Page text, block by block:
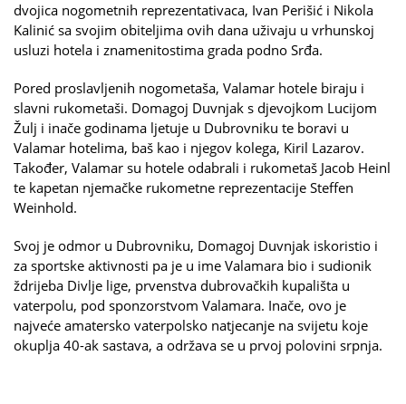
dvojica nogometnih reprezentativaca, Ivan Perišić i Nikola
Kalinić sa svojim obiteljima ovih dana uživaju u vrhunskoj
usluzi hotela i znamenitostima grada podno Srđa.
Pored proslavljenih nogometaša, Valamar hotele biraju i
slavni rukometaši. Domagoj Duvnjak s djevojkom Lucijom
Žulj i inače godinama ljetuje u Dubrovniku te boravi u
Valamar hotelima, baš kao i njegov kolega, Kiril Lazarov.
Također, Valamar su hotele odabrali i rukometaš Jacob Heinl
te kapetan njemačke rukometne reprezentacije Steffen
Weinhold.
Svoj je odmor u Dubrovniku, Domagoj Duvnjak iskoristio i
za sportske aktivnosti pa je u ime Valamara bio i sudionik
ždrijeba Divlje lige, prvenstva dubrovačkih kupališta u
vaterpolu, pod sponzorstvom Valamara. Inače, ovo je
najveće amatersko vaterpolsko natjecanje na svijetu koje
okuplja 40-ak sastava, a održava se u prvoj polovini srpnja.